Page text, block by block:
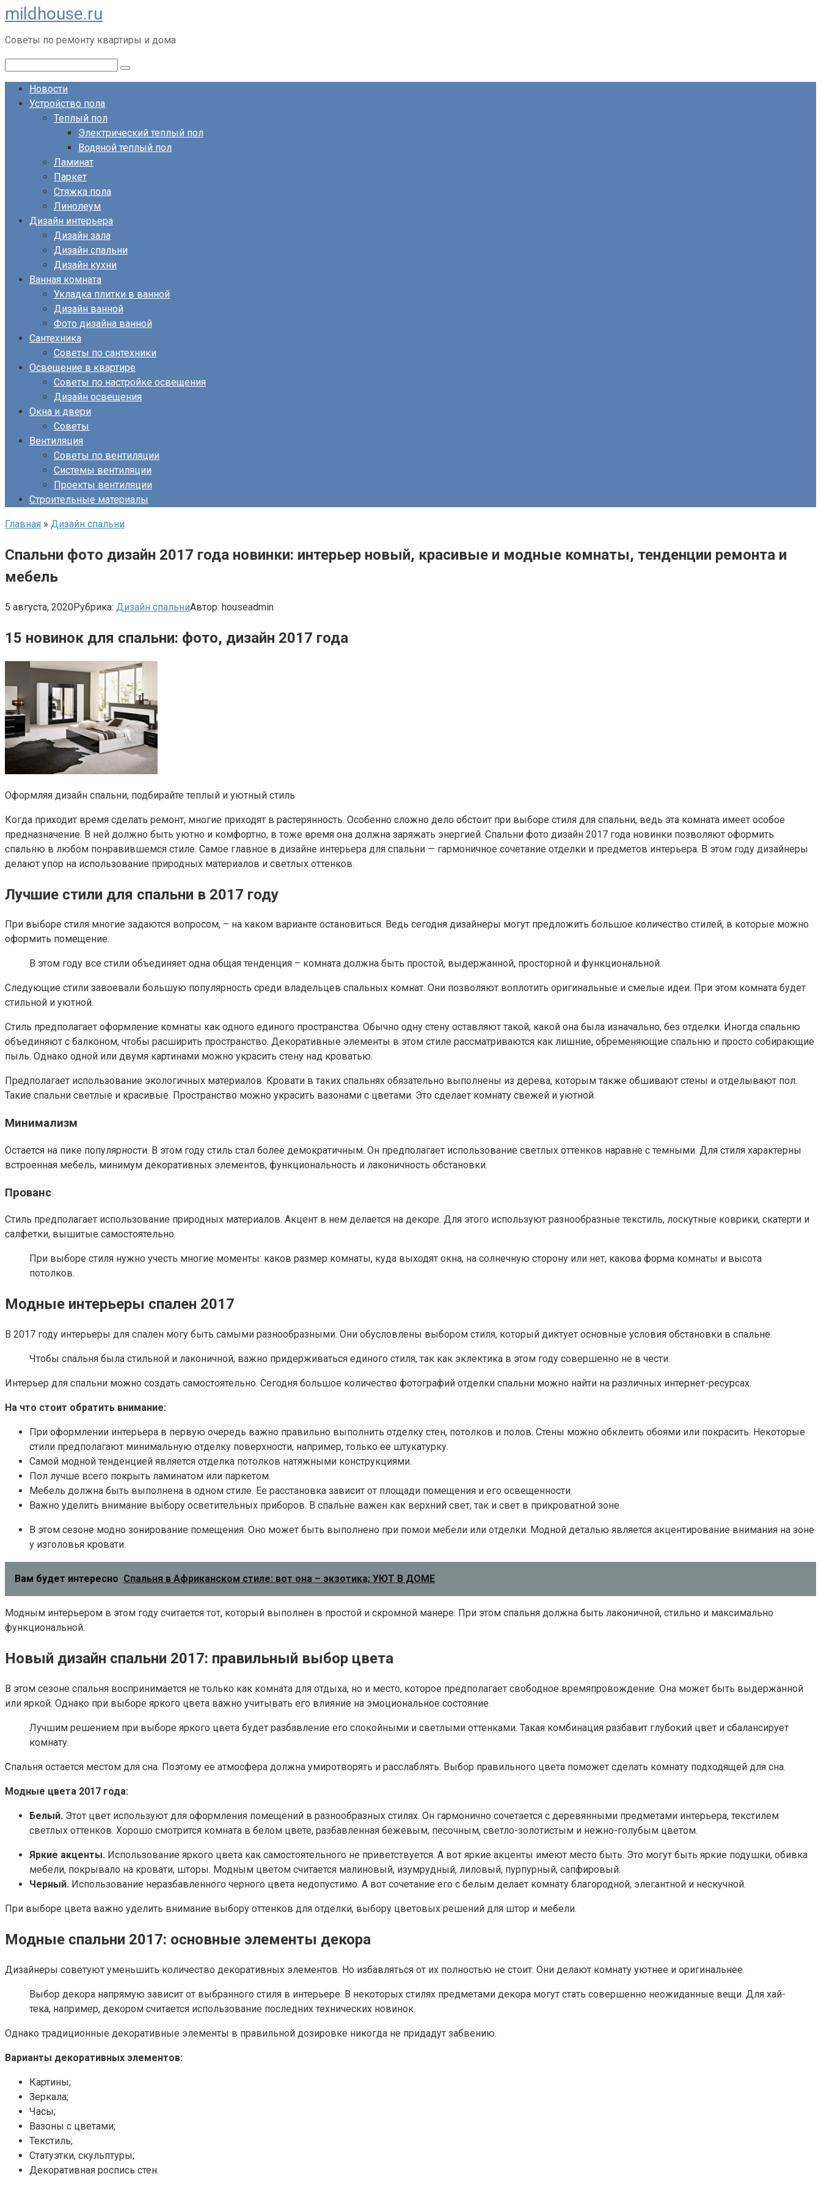
Перейти
к
контенту
mildhouse.ru
Советы по ремонту квартиры и дома
Новости
Устройство пола
Теплый пол
Электрический теплый пол
Водяной теплый пол
Ламинат
Паркет
Стяжка пола
Линолеум
Дизайн интерьера
Дизайн зала
Дизайн спальни
Дизайн кухни
Ванная комната
Укладка плитки в ванной
Дизайн ванной
Фото дизайна ванной
Сантехника
Советы по сантехники
Освещение в квартире
Советы по настройке освещения
Дизайн освещения
Окна и двери
Советы
Вентиляция
Советы по вентиляции
Системы вентиляции
Проекты вентиляции
Строительные материалы
Главная » Дизайн спальни
Спальни фото дизайн 2017 года новинки: интерьер новый, красивые и модные комнаты, тенденции ремонта и
мебель
5 августа, 2020Рубрика: Дизайн спальниАвтор: houseadmin
15 новинок для спальни: фото, дизайн 2017 года
Оформляя дизайн спальни, подбирайте теплый и уютный стиль
Когда приходит время сделать ремонт, многие приходят в растерянность. Особенно сложно дело обстоит при выборе стиля для спальни, ведь эта комната имеет особое
предназначение. В ней должно быть уютно и комфортно, в тоже время она должна заряжать энергией. Спальни фото дизайн 2017 года новинки позволяют оформить
спальню в любом понравившемся стиле. Самое главное в дизайне интерьера для спальни — гармоничное сочетание отделки и предметов интерьера. В этом году дизайнеры
делают упор на использование природных материалов и светлых оттенков.
Лучшие стили для спальни в 2017 году
При выборе стиля многие задаются вопросом, – на каком варианте остановиться. Ведь сегодня дизайнеры могут предложить большое количество стилей, в которые можно
оформить помещение.
В этом году все стили объединяет одна общая тенденция – комната должна быть простой, выдержанной, просторной и функциональной.
Следующие стили завоевали большую популярность среди владельцев спальных комнат. Они позволяют воплотить оригинальные и смелые идеи. При этом комната будет
стильной и уютной.
Стиль предполагает оформление комнаты как одного единого пространства. Обычно одну стену оставляют такой, какой она была изначально, без отделки. Иногда спальню
объединяют с балконом, чтобы расширить пространство. Декоративные элементы в этом стиле рассматриваются как лишние, обременяющие спальню и просто собирающие
пыль. Однако одной или двумя картинами можно украсить стену над кроватью.
Предполагает использование экологичных материалов. Кровати в таких спальнях обязательно выполнены из дерева, которым также обшивают стены и отделывают пол.
Такие спальни светлые и красивые. Пространство можно украсить вазонами с цветами. Это сделает комнату свежей и уютной.
Минимализм
Остается на пике популярности. В этом году стиль стал более демократичным. Он предполагает использование светлых оттенков наравне с темными. Для стиля характерны
встроенная мебель, минимум декоративных элементов, функциональность и лаконичность обстановки.
Прованс
Стиль предполагает использование природных материалов. Акцент в нем делается на декоре. Для этого используют разнообразные текстиль, лоскутные коврики, скатерти и
салфетки, вышитые самостоятельно.
При выборе стиля нужно учесть многие моменты: каков размер комнаты, куда выходят окна, на солнечную сторону или нет, какова форма комнаты и высота
потолков.
Модные интерьеры спален 2017
В 2017 году интерьеры для спален могу быть самыми разнообразными. Они обусловлены выбором стиля, который диктует основные условия обстановки в спальне.
Чтобы спальня была стильной и лаконичной, важно придерживаться единого стиля, так как эклектика в этом году совершенно не в чести.
Интерьер для спальни можно создать самостоятельно. Сегодня большое количество фотографий отделки спальни можно найти на различных интернет-ресурсах.
На что стоит обратить внимание:
При оформлении интерьера в первую очередь важно правильно выполнить отделку стен, потолков и полов. Стены можно обклеить обоями или покрасить. Некоторые
стили предполагают минимальную отделку поверхности, например, только ее штукатурку.
Самой модной тенденцией является отделка потолков натяжными конструкциями.
Пол лучше всего покрыть ламинатом или паркетом.
Мебель должна быть выполнена в одном стиле. Ее расстановка зависит от площади помещения и его освещенности.
Важно уделить внимание выбору осветительных приборов. В спальне важен как верхний свет, так и свет в прикроватной зоне.
В этом сезоне модно зонирование помещения. Оно может быть выполнено при помои мебели или отделки. Модной деталью является акцентирование внимания на зоне
у изголовья кровати.
Вам будет интересно Спальня в Африканском стиле: вот она – экзотика; УЮТ В ДОМЕ
Модным интерьером в этом году считается тот, который выполнен в простой и скромной манере. При этом спальня должна быть лаконичной, стильно и максимально
функциональной.
Новый дизайн спальни 2017: правильный выбор цвета
В этом сезоне спальня воспринимается не только как комната для отдыха, но и место, которое предполагает свободное времяпровождение. Она может быть выдержанной
или яркой. Однако при выборе яркого цвета важно учитывать его влияние на эмоциональное состояние.
Лучшим решением при выборе яркого цвета будет разбавление его спокойными и светлыми оттенками. Такая комбинация разбавит глубокий цвет и сбалансирует
комнату.
Спальня остается местом для сна. Поэтому ее атмосфера должна умиротворять и расслаблять. Выбор правильного цвета поможет сделать комнату подходящей для сна.
Модные цвета 2017 года:
Белый. Этот цвет используют для оформления помещений в разнообразных стилях. Он гармонично сочетается с деревянными предметами интерьера, текстилем
светлых оттенков. Хорошо смотрится комната в белом цвете, разбавленная бежевым, песочным, светло-золотистым и нежно-голубым цветом.
Яркие акценты. Использование яркого цвета как самостоятельного не приветствуется. А вот яркие акценты имеют место быть. Это могут быть яркие подушки, обивка
мебели, покрывало на кровати, шторы. Модным цветом считается малиновый, изумрудный, лиловый, пурпурный, сапфировый.
Черный. Использование неразбавленного черного цвета недопустимо. А вот сочетание его с белым делает комнату благородной, элегантной и нескучной.
При выборе цвета важно уделить внимание выбору оттенков для отделки, выбору цветовых решений для штор и мебели.
Модные спальни 2017: основные элементы декора
Дизайнеры советуют уменьшить количество декоративных элементов. Но избавляться от их полностью не стоит. Они делают комнату уютнее и оригинальнее.
Выбор декора напрямую зависит от выбранного стиля в интерьере. В некоторых стилях предметами декора могут стать совершенно неожиданные вещи. Для хай-
тека, например, декором считается использование последних технических новинок.
Однако традиционные декоративные элементы в правильной дозировке никогда не придадут забвению.
Варианты декоративных элементов:
Картины;
Зеркала;
Часы;
Вазоны с цветами;
Текстиль;
Статуэтки, скульптуры;
Декоративная роспись стен.